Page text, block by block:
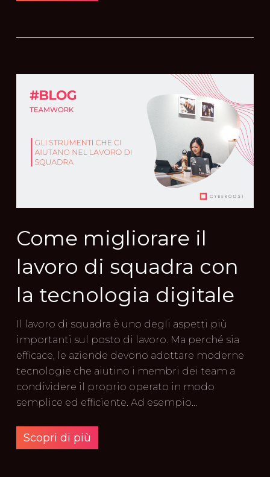
Come migliorare il
lavoro di squadra con
la tecnologia digitale
Il lavoro di squadra è uno degli aspetti più
importanti sul posto di lavoro. Ma perché sia
efficace, le aziende devono adottare moderne
tecnologie che aiutino i membri dei team a
condividere il proprio operato in modo
semplice ed efficiente. Ad esempio…
Scopri di più